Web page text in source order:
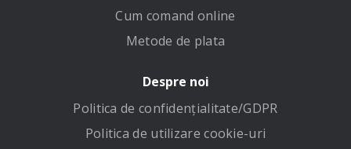
Cum comand online
Metode de plata
Despre noi
Politica de confidenţialitate/GDPR
Politica de utilizare cookie-uri